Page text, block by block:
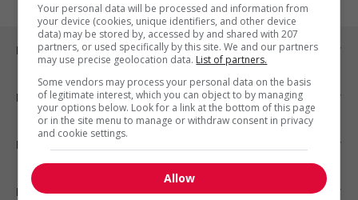
Emplois par ville
Emplois par secteur
Emplois par statut
Emplois par type
Your personal data will be processed and information from
your device (cookies, unique identifiers, and other device
data) may be stored by, accessed by and shared with 207
partners, or used specifically by this site. We and our partners
may use precise geolocation data. List of partners.
Some vendors may process your personal data on the basis
of legitimate interest, which you can object to by managing
your options below. Look for a link at the bottom of this page
or in the site menu to manage or withdraw consent in privacy
and cookie settings.
Allow